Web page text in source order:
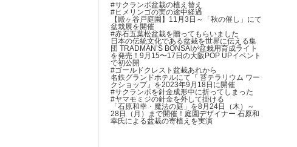
#サクランボ盆栽の植え替え
#ヒメリンゴの実の途中経過
【殿ヶ谷戸庭園】11月3日～「秋の催し」にて
盆栽展を開催
#赤石五葉松盆栽を贈ってもらいました
日本の伝統文化である盆栽を世界に伝える集
団 TRADMAN’S BONSAIが盆栽用育成ライト
を発売！9月15〜17日の大阪POP UPイベント
で初公開
#ゴールドクレスト盆栽あれから
名鉄グランドホテルにて『 苔テラリウム ワー
クショップ』を2023年9月18日に開催
#サクランボを針金成形中に折ってしまった
#ヤマモミジの針金を外して掛ける
「石原和幸・魔法の庭」を8月24日（木）～
28日（月）まで開催！庭園デザイナー 石原和
幸氏による盆栽の寄植えを実演